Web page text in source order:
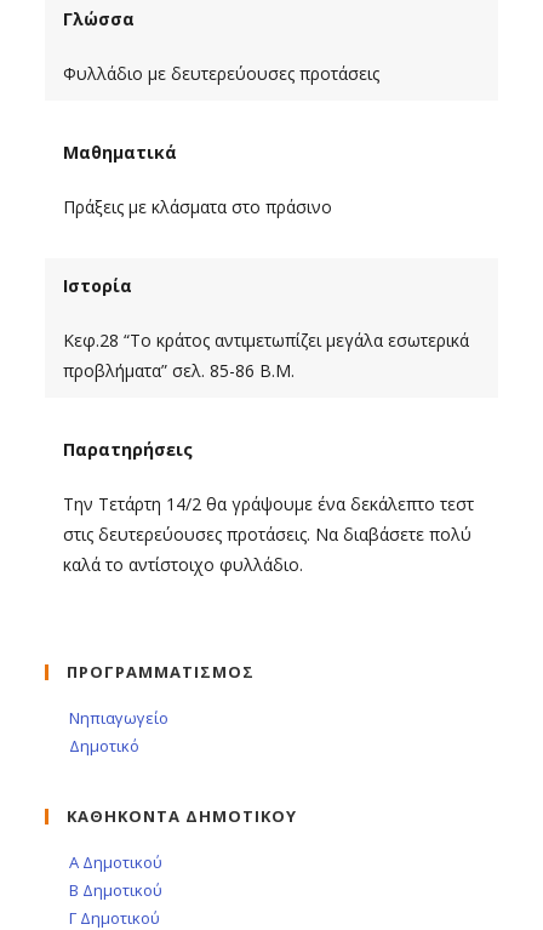
Γλώσσα
Φυλλάδιο με δευτερεύουσες προτάσεις
Μαθηματικά
Πράξεις με κλάσματα στο πράσινο
Ιστορία
Κεφ.28 “Το κράτος αντιμετωπίζει μεγάλα εσωτερικά
προβλήματα” σελ. 85-86 Β.Μ.
Παρατηρήσεις
Την Τετάρτη 14/2 θα γράψουμε ένα δεκάλεπτο τεστ
στις δευτερεύουσες προτάσεις. Να διαβάσετε πολύ
καλά το αντίστοιχο φυλλάδιο.
ΠΡΟΓΡΑΜΜΑΤΙΣΜΟΣ
Νηπιαγωγείο
Δημοτικό
ΚΑΘΗΚΟΝΤΑ ΔΗΜΟΤΙΚΟΥ
Α Δημοτικού
Β Δημοτικού
Γ Δημοτικού